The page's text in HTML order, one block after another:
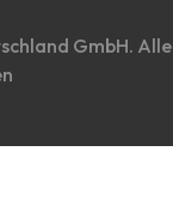
GmbH. Alle